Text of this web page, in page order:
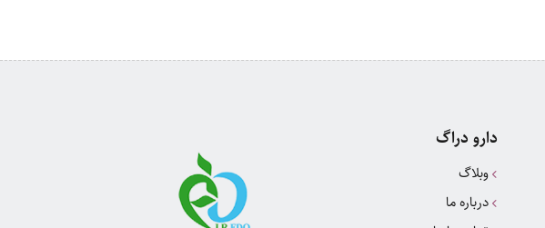
دارو دراگ
وبلاگ
درباره ما